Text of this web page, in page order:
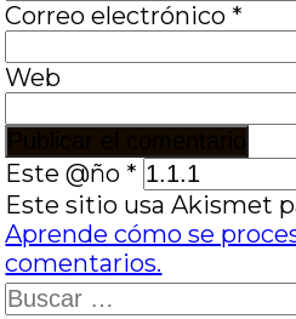
Correo electrónico *
Web
Este @ño *
Este sitio usa Akismet
Aprende cómo se
comentarios.
Buscar: